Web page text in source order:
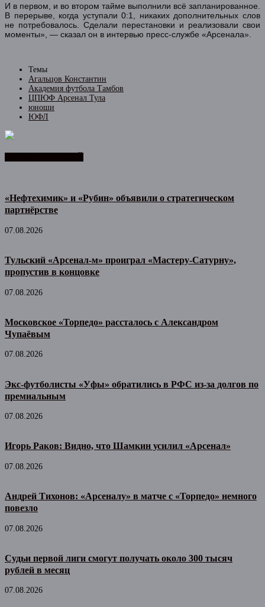
И в первом, и во втором тайме выполнили всё запланированное.
В перерыве, когда уступали 0:1, никаких дополнительных слов
не потребовалось. Сделали перестановки и реализовали свои
моменты», — сказал он в интервью пресс-службе «Арсенала».
Темы
Агальцов Константин
Академия футбола Тамбов
ЦПЮФ Арсенал Тула
юноши
ЮФЛ
«Нефтехимик» и «Рубин» объявили о стратегическом
партнёрстве
07.08.2026
Тульский «Арсенал-м» проиграл «Мастеру-Сатурну»,
пропустив в концовке
07.08.2026
Московское «Торпедо» рассталось с Александром
Чупаёвым
07.08.2026
Экс-футболисты «Уфы» обратились в РФС из-за долгов по
премиальным
07.08.2026
Игорь Раков: Видно, что Шамкин усилил «Арсенал»
07.08.2026
Андрей Тихонов: «Арсеналу» в матче с «Торпедо» немного
повезло
07.08.2026
Судьи первой лиги смогут получать около 300 тысяч
рублей в месяц
07.08.2026